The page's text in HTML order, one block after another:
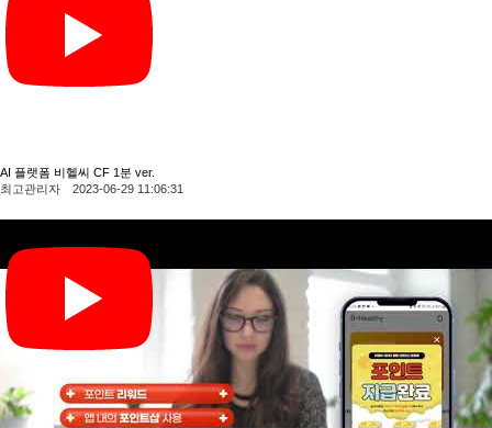
AI 플랫폼 비헬씨 CF 1분 ver.
최고관리자 2023-06-29 11:06:31